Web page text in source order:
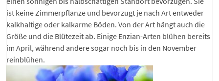
ist keine Zimmerpflanze und bevorzugt je nach Art entweder
kalkhaltige oder kalkarme Böden. Von der Art hängt auch die
Größe und die Blütezeit ab. Einige Enzian-Arten blühen bereits
im April, während andere sogar noch bis in den November
reinblühen.